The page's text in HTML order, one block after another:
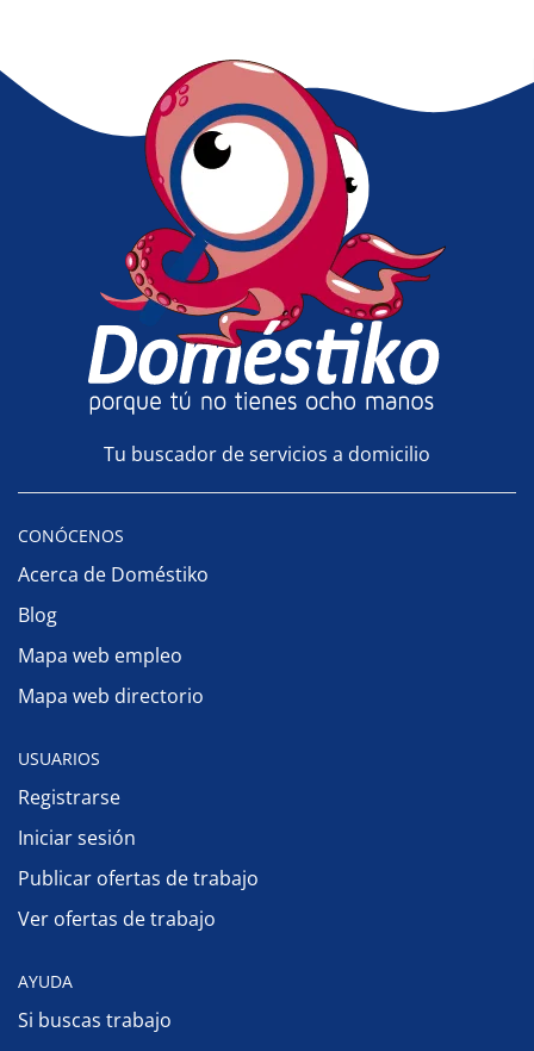
Tu buscador de servicios a domicilio
CONÓCENOS
Acerca de Doméstiko
Blog
Mapa web empleo
Mapa web directorio
USUARIOS
Registrarse
Iniciar sesión
Publicar ofertas de trabajo
Ver ofertas de trabajo
AYUDA
Si buscas trabajo